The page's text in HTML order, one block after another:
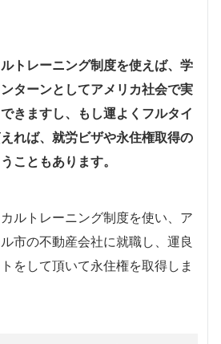
トレーニング制度を使えば、学
ターンとしてアメリカ社会で実
きますし、もし運よくフルタイ
れば、就労ビザや永住権取得の
こともあります。
ルトレーニング制度を使い、ア
市の不動産会社に就職し、運良
をして頂いて永住権を取得しま